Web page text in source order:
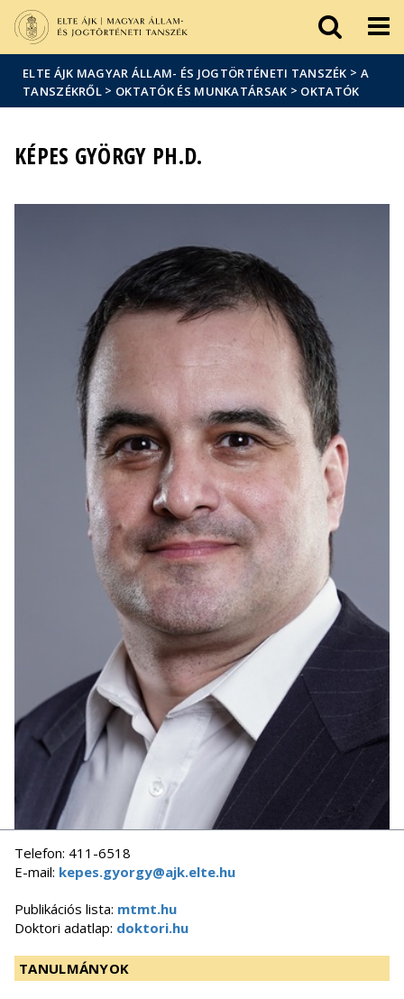
Hírek
Események
ELTE a
sajtóban
ELTE ÁJK MAGYAR ÁLLAM- ÉS JOGTÖRTÉNETI TANSZÉK > A
TANSZÉKRŐL > OKTATÓK ÉS MUNKATÁRSAK > OKTATÓK
KÉPES GYÖRGY PH.D.
Telefon: 411-6518
E-mail: kepes.gyorgy@ajk.elte.hu
Publikációs lista: mtmt.hu
Doktori adatlap: doktori.hu
TANULMÁNYOK